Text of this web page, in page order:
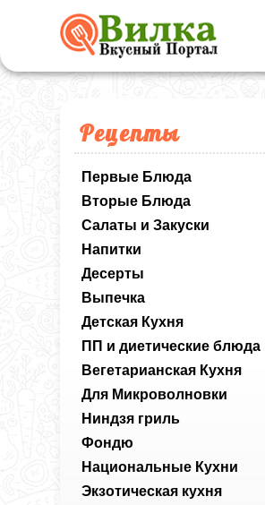
Рецепты
Первые Блюда
Вторые Блюда
Салаты и Закуски
Напитки
Десерты
Выпечка
Детская Кухня
ПП и диетические блюда
Вегетарианская Кухня
Для Микроволновки
Ниндзя гриль
Фондю
Национальные Кухни
Экзотическая кухня